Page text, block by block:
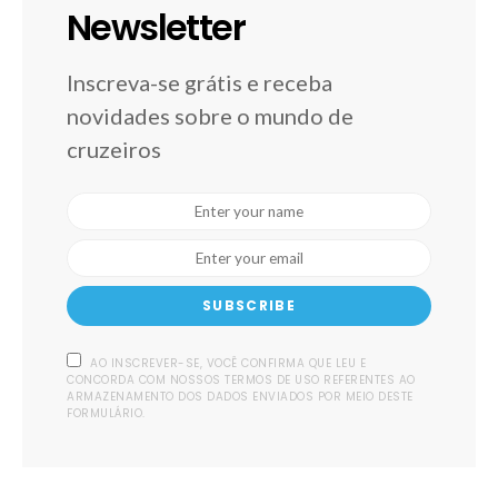
Newsletter
Inscreva-se grátis e receba
novidades sobre o mundo de
cruzeiros
SUBSCRIBE
AO INSCREVER-SE, VOCÊ CONFIRMA QUE LEU E
CONCORDA COM NOSSOS TERMOS DE USO REFERENTES AO
ARMAZENAMENTO DOS DADOS ENVIADOS POR MEIO DESTE
FORMULÁRIO.